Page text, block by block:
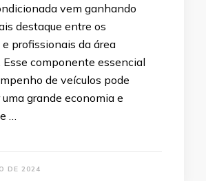
vem ganhando
destaque entre os
profissionais da área
componente essencial
de veículos pode
grande economia e
…
DE 2024